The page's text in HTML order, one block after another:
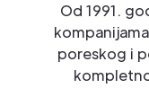
Od 1991.
poreskog i